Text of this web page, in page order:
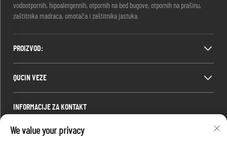
vodootpornih, hipoalergennih, otpornih na bed bugove, otpornih na prašinu,
zaštitnika madraca, omotača i zaštitnika jastuka.
PROIZVOD:
QUCIN VEZE
INFORMACIJE ZA KONTAKT
Office add : Soba 1910, blok C, centar grada Huijing, Wangjiang West Road,
Gaoxin District, Hefei, Anhui, Kina
We value your privacy